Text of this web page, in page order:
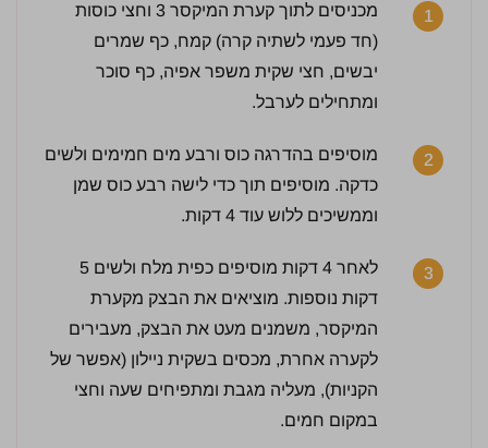
1
מכניסים לתוך קערת המיקסר 3 וחצי כוסות
(חד פעמי לשתיה קרה) קמח, כף שמרים
יבשים, חצי שקית משפר אפיה, כף סוכר
ומתחילים לערבל.
2
מוסיפים בהדרגה כוס ורבע מים חמימים ולשים
כדקה. מוסיפים תוך כדי לישה רבע כוס שמן
וממשיכים ללוש עוד 4 דקות.
3
לאחר 4 דקות מוסיפים כפית מלח ולשים 5
דקות נוספות. מוציאים את הבצק מקערת
המיקסר, משמנים מעט את הבצק, מעבירים
לקערה אחרת, מכסים בשקית ניילון (אפשר של
הקניות), מעליה מגבת ומתפיחים שעה וחצי
במקום חמים.